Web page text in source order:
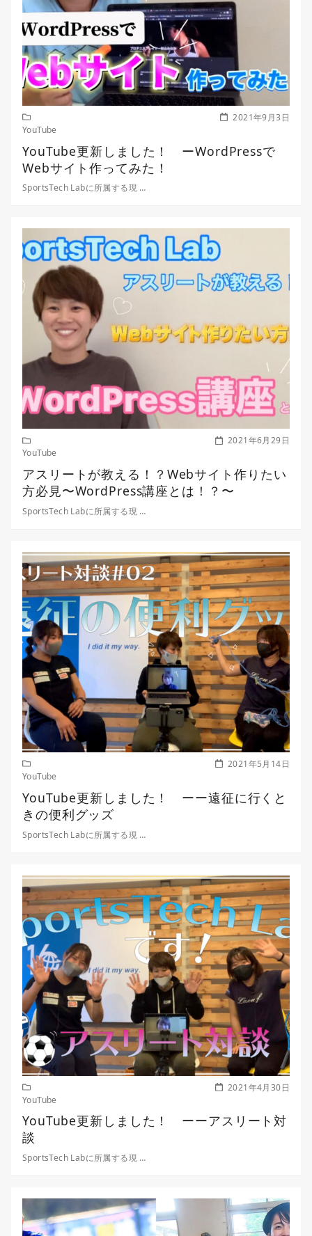
YouTube
2021年9月3日
YouTube更新しました！ ーWordPressで
Webサイト作ってみた！
SportsTech Labに所属する現 …
YouTube
2021年6月29日
アスリートが教える！？Webサイト作りたい
方必見〜WordPress講座とは！？〜
SportsTech Labに所属する現 …
YouTube
2021年5月14日
YouTube更新しました！ ーー遠征に行くと
きの便利グッズ
SportsTech Labに所属する現 …
YouTube
2021年4月30日
YouTube更新しました！ ーーアスリート対
談
SportsTech Labに所属する現 …